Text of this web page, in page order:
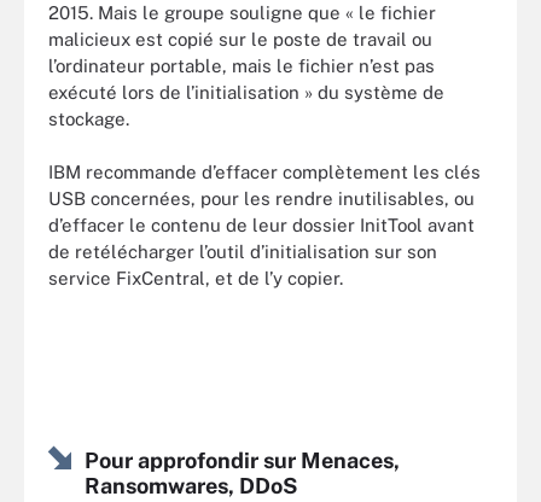
2015. Mais le groupe souligne que « le fichier
malicieux est copié sur le poste de travail ou
l’ordinateur portable, mais le fichier n’est pas
exécuté lors de l’initialisation » du système de
stockage.
IBM recommande d’effacer complètement les clés
USB concernées, pour les rendre inutilisables, ou
d’effacer le contenu de leur dossier InitTool avant
de retélécharger l’outil d’initialisation sur son
service FixCentral, et de l’y copier.
Pour approfondir sur Menaces,
Ransomwares, DDoS